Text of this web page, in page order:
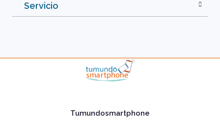
Servicio
Tumundosmartphone